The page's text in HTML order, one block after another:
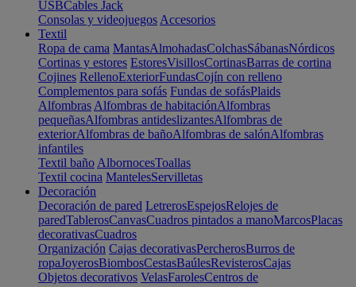
USBCables Jack
Consolas y videojuegos Accesorios
Textil
Ropa de cama MantasAlmohadasColchasSábanasNórdicos
Cortinas y estores EstoresVisillosCortinasBarras de cortina
Cojines RellenoExteriorFundasCojín con relleno
Complementos para sofás Fundas de sofásPlaids
Alfombras Alfombras de habitaciónAlfombras
pequeñasAlfombras antideslizantesAlfombras de
exteriorAlfombras de bañoAlfombras de salónAlfombras
infantiles
Textil baño AlbornocesToallas
Textil cocina MantelesServilletas
Decoración
Decoración de pared LetrerosEspejosRelojes de
paredTablerosCanvasCuadros pintados a manoMarcosPlacas
decorativasCuadros
Organización Cajas decorativasPercherosBurros de
ropaJoyerosBiombosCestasBaúlesRevisterosCajas
Objetos decorativos VelasFarolesCentros de